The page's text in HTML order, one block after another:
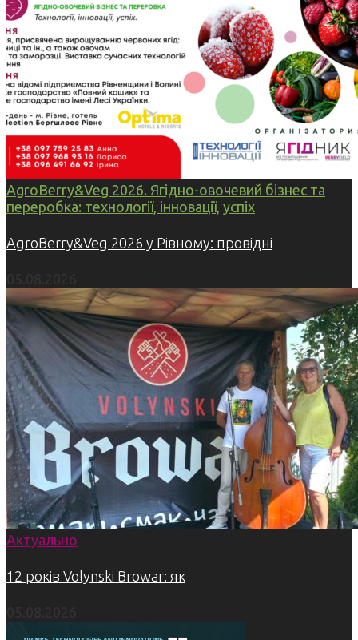
AgroBerry&Veg 2026. Ягідно-овочевий бізнес та
переробка: технології, інновації, успіх
AgroBerry&Veg 2026 у Рівному: провідні
Актуально
12 років Volynski Browar: як